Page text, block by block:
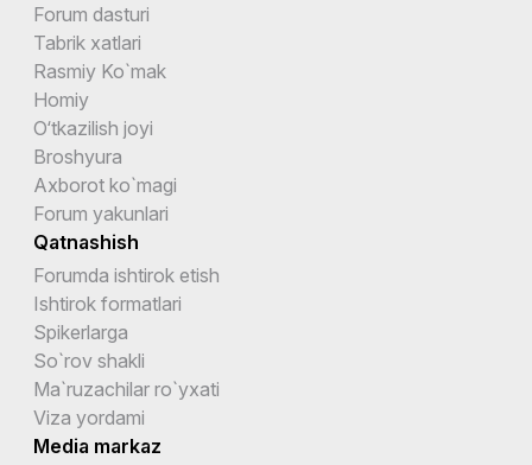
Forum dasturi
Tabrik xatlari
Rasmiy Ko`mak
Homiy
O‘tkazilish joyi
Broshyura
Axborot ko`magi
Forum yakunlari
Qatnashish
Forumda ishtirok etish
Ishtirok formatlari
Spikerlarga
So`rov shakli
Ma`ruzachilar ro`yxati
Viza yordami
Media markaz